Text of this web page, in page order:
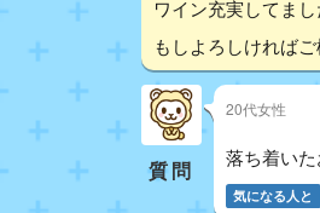
ワイン充実してまし
もしよろしければ
質問
20代女性
落ち着い
気になる人と